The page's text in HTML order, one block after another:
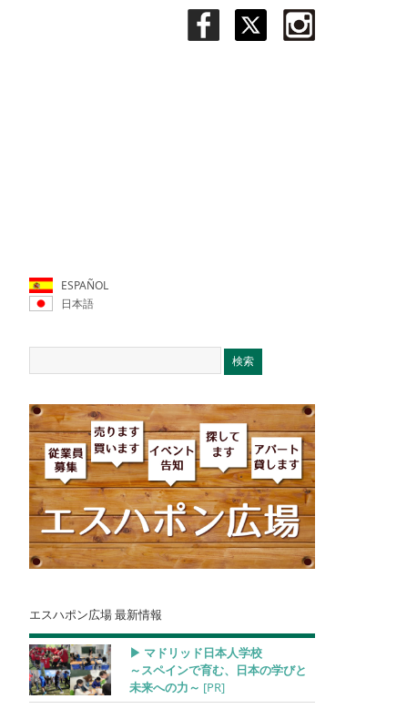
ESPAÑOL
日本語
エスハポン広場 最新情報
▶︎ マドリッド日本人学校
～スペインで育む、日本の学びと
未来への力～ [PR]